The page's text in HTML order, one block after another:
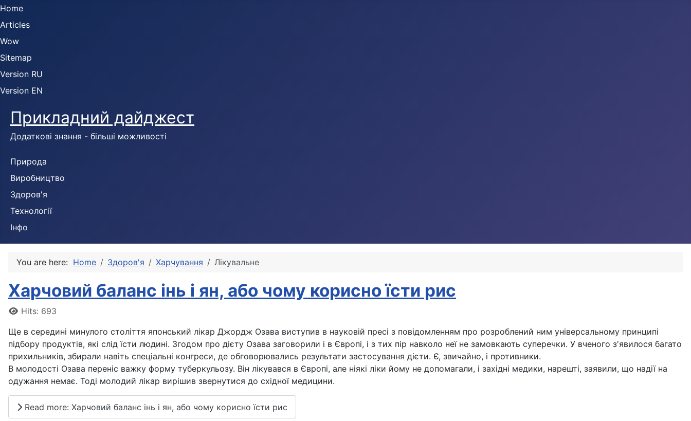
Home
Articles
Wow
Sitemap
Version RU
Version EN
Прикладний дайджест
Додаткові знання - більші можливості
Природа
Виробництво
Здоров'я
Технології
Інфо
You are here: Home Здоров'я Харчування Лікувальне
Харчовий баланс інь і ян, або чому корисно їсти рис
DetailsHits: 693
Ще в середині минулого століття японський лікар Джордж Озава виступив в науковій пресі з повідомленням про розроблений ним універсальному принципі
підбору продуктів, які слід їсти людині. Згодом про дієту Озава заговорили і в Європі, і з тих пір навколо неї не замовкають суперечки. У вченого з'явилося багато
прихильників, збирали навіть спеціальні конгреси, де обговорювались результати застосування дієти. Є, звичайно, і противники.
В молодості Озава переніс важку форму туберкульозу. Він лікувався в Європі, але ніякі ліки йому не допомагали, і західні медики, нарешті, заявили, що надії на
одужання немає. Тоді молодий лікар вирішив звернутися до східної медицини.
Read more: Харчовий баланс інь і ян, або чому корисно їсти рис